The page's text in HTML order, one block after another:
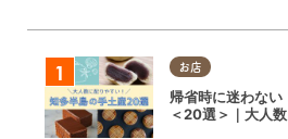
お店
帰省時に迷わな
＜20選＞｜大人